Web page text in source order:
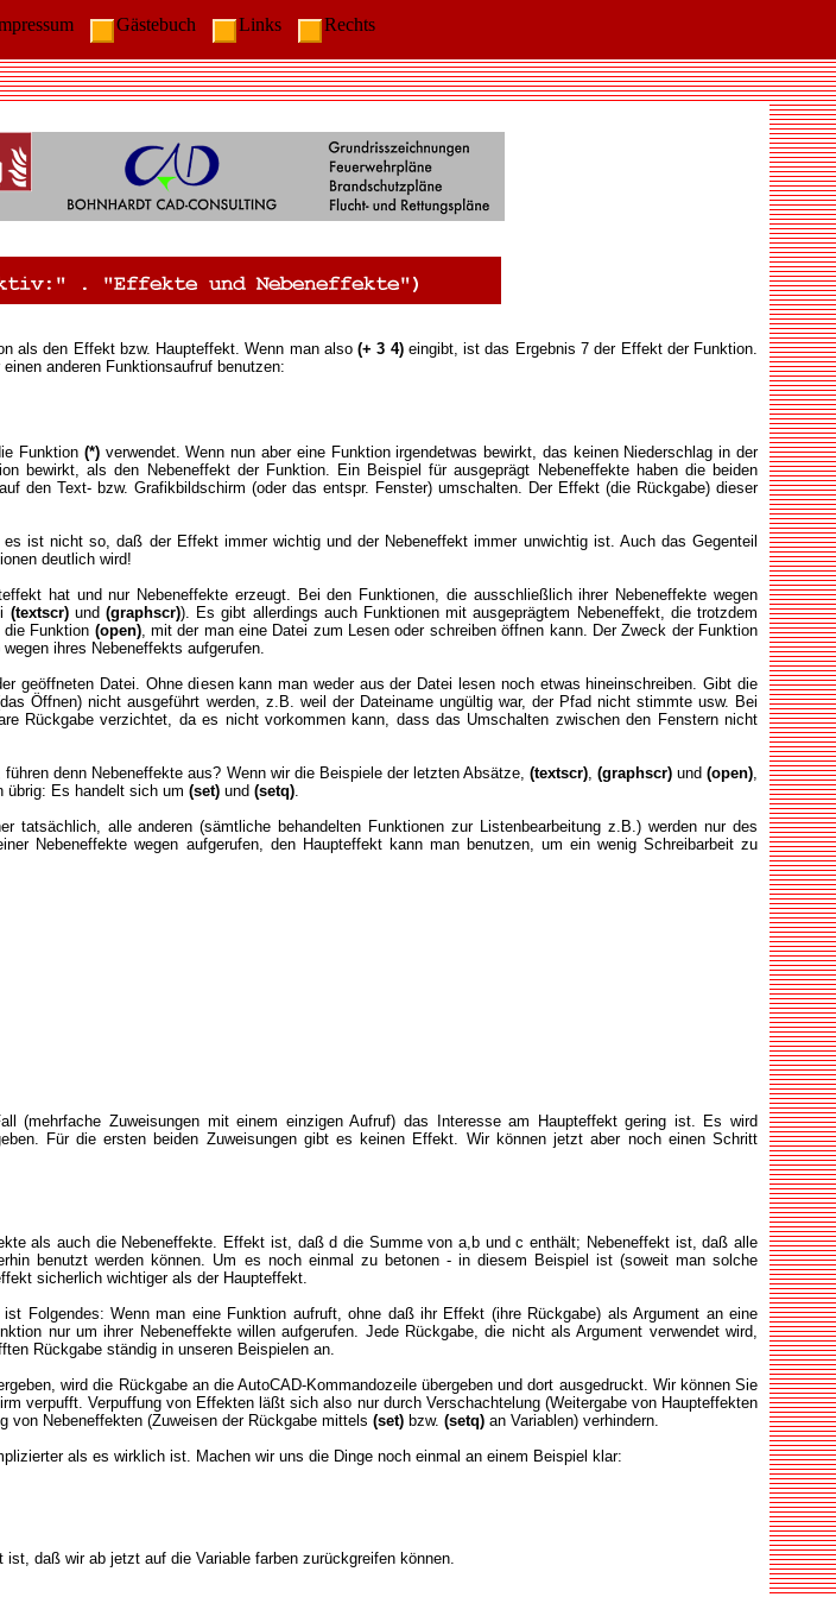
Gästebuch Links Rechts
als den Effekt bzw. Haupteffekt. Wenn man also(+ 3 4)eingibt, ist das Ergebnis 7 der Effekt der Funktion.
anderen Funktionsaufruf benutzen:
Funktion (*)verwendet. Wenn nun aber eine Funktion irgendetwas bewirkt, das keinen Niederschlag in der
bewirkt, als den Nebeneffekt der Funktion. Ein Beispiel für ausgeprägt Nebeneffekte haben die beiden
den Text- bzw. Grafikbildschirm (oder das entspr. Fenster) umschalten. Der Effekt (die Rückgabe) dieser
ist nicht so, daß der Effekt immer wichtig und der Nebeneffekt immer unwichtig ist. Auch das Gegenteil
deutlich wird!
hat und nur Nebeneffekte erzeugt. Bei den Funktionen, die ausschließlich ihrer Nebeneffekte wegen
(textscr)und(graphscr)). Es gibt allerdings auch Funktionen mit ausgeprägtem Nebeneffekt, die trotzdem
Funktion (open), mit der man eine Datei zum Lesen oder schreiben öffnen kann. Der Zweck der Funktion
ihres Nebeneffekts aufgerufen.
geöffneten Datei. Ohne diesen kann man weder aus der Datei lesen noch etwas hineinschreiben. Gibt die
Öffnen) nicht ausgeführt werden, z.B. weil der Dateiname ungültig war, der Pfad nicht stimmte usw. Bei
Rückgabe verzichtet, da es nicht vorkommen kann, dass das Umschalten zwischen den Fenstern nicht
denn Nebeneffekte aus? Wenn wir die Beispiele der letzten Absätze, (textscr), (graphscr)und(open)
übrig: Es handelt sich um (set) und (setq)
tatsächlich, alle anderen (sämtliche behandelten Funktionen zur Listenbearbeitung z.B.) werden nur des
Nebeneffekte wegen aufgerufen, den Haupteffekt kann man benutzen, um ein wenig Schreibarbeit zu
(mehrfache Zuweisungen mit einem einzigen Aufruf) das Interesse am Haupteffekt gering ist. Es wird
Für die ersten beiden Zuweisungen gibt es keinen Effekt. Wir können jetzt aber noch einen Schritt
als auch die Nebeneffekte. Effekt ist, daß d die Summe von a,b und c enthält; Nebeneffekt ist, daß alle
benutzt werden können. Um es noch einmal zu betonen - in diesem Beispiel ist (soweit man solche
sicherlich wichtiger als der Haupteffekt.
Folgendes: Wenn man eine Funktion aufruft, ohne daß ihr Effekt (ihre Rückgabe) als Argument an eine
nur um ihrer Nebeneffekte willen aufgerufen. Jede Rückgabe, die nicht als Argument verwendet wird,
Rückgabe ständig in unseren Beispielen an.
wird die Rückgabe an die AutoCAD-Kommandozeile übergeben und dort ausgedruckt. Wir können Sie
verpufft. Verpuffung von Effekten läßt sich also nur durch Verschachtelung (Weitergabe von Haupteffekten
von Nebeneffekten (Zuweisen der Rückgabe mittels (set) bzw. (setq) an Variablen) verhindern.
als es wirklich ist. Machen wir uns die Dinge noch einmal an einem Beispiel klar:
daß wir ab jetzt auf die Variable farben zurückgreifen können.